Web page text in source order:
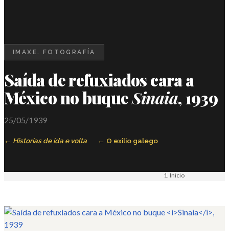
IMAXE. FOTOGRAFÍA
Saída de refuxiados cara a
México no buqueSinaia, 1939
25/05/1939
Historias de ida e volta O exilio galego
Inicio